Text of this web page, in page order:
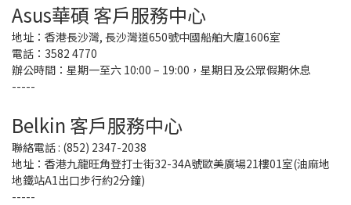
Asus華碩 客戶服務中心
地址： 香港長沙灣, 長沙灣道650號中國船舶大廈1606室
電話：3582 4770
辦公時間：星期一至六 10:00 – 19:00，星期日及公眾假期休息
-----
Belkin 客戶服務中心
聯絡電話 : (852) 2347-2038
地址：香港九龍旺角登打士街32-34A號歐美廣場21樓01室(油麻地
地鐵站A1出口步行約2分鐘)
-----